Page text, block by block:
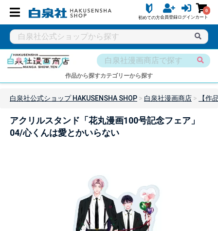
初めての方会員登録ログイン
0
カート
作品から探すカテゴリーから探す
白泉社公式ショップ HAKUSENSHA SHOP 白泉社漫画商店 【作
アクリルスタンド「花丸漫画100号記念フェア」
04/心くんは愛とかいらない